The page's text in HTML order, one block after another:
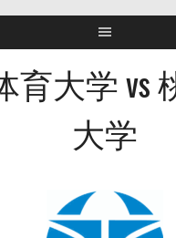
育大学 vs
大学